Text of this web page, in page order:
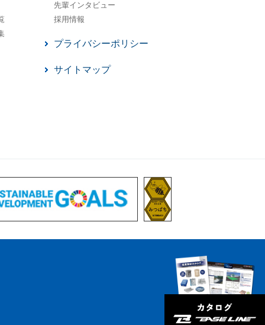
先輩インタビュー
採用情報
プライバシーポリシー
サイトマップ